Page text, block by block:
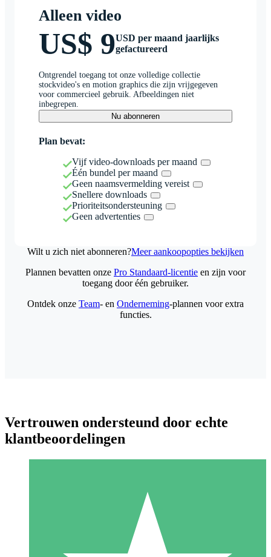
Alleen video
US$ 9USD per maand jaarlijks
gefactureerd
Ontgrendel toegang tot onze volledige collectie
stockvideo's en motion graphics die zijn vrijgegeven
voor commercieel gebruik. Afbeeldingen niet
inbegrepen.
Nu abonneren
Plan bevat:
Vijf video-downloads per maand
Één bundel per maand
Geen naamsvermelding vereist
Snellere downloads
Prioriteitsondersteuning
Geen advertenties
Wilt u zich niet abonneren?Meer aankoopopties bekijken
Individuele Creditpakketten
Betaal per gebruik met downloadtegoeden. Geen maandelijkse
Plannen bevatten onze Pro Standaard-licentie en zijn voor
toegang door één gebruiker.
Ontdek onze Team- en Onderneming-plannen voor extra
functies.
Vertrouwen ondersteund door echte
klantbeoordelingen